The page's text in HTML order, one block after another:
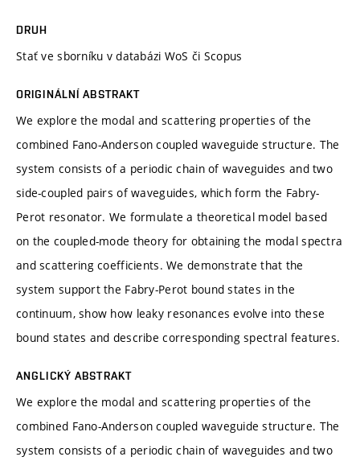
DRUH
Stať ve sborníku v databázi WoS či Scopus
ORIGINÁLNÍ ABSTRAKT
We explore the modal and scattering properties of the
combined Fano-Anderson coupled waveguide structure. The
system consists of a periodic chain of waveguides and two
side-coupled pairs of waveguides, which form the Fabry-
Perot resonator. We formulate a theoretical model based
on the coupled-mode theory for obtaining the modal spectra
and scattering coefficients. We demonstrate that the
system support the Fabry-Perot bound states in the
continuum, show how leaky resonances evolve into these
bound states and describe corresponding spectral features.
ANGLICKÝ ABSTRAKT
We explore the modal and scattering properties of the
combined Fano-Anderson coupled waveguide structure. The
system consists of a periodic chain of waveguides and two